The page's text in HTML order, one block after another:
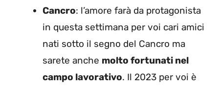
Cancro: l’amore farà da protagonista
in questa settimana per voi cari amici
nati sotto il segno del Cancro ma
sarete anche molto fortunati nel
campo lavorativo. Il 2023 per voi è